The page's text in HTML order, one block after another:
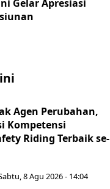
Gelar Apresiasi
Agen Perubahan,
Kompetensi
Riding Terbaik se-
8 Agu 2026 - 14:04